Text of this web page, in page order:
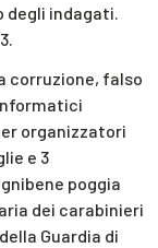
indagati.
corruzione, falso
organizzatori
e 3
poggia
dei carabinieri
Guardia di